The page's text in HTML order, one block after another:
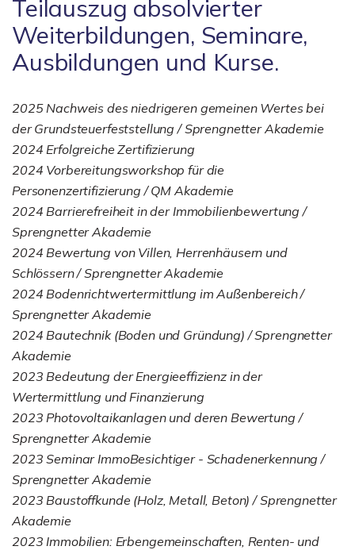
Teilauszug absolvierter
Weiterbildungen, Seminare,
Ausbildungen und Kurse.
2025 Nachweis des niedrigeren gemeinen Wertes bei
der Grundsteuerfeststellung / Sprengnetter Akademie
2024 Erfolgreiche Zertifizierung
2024 Vorbereitungsworkshop für die
Personenzertifizierung / QM Akademie
2024 Barrierefreiheit in der Immobilienbewertung /
Sprengnetter Akademie
2024 Bewertung von Villen, Herrenhäusern und
Schlössern / Sprengnetter Akademie
2024 Bodenrichtwertermittlung im Außenbereich /
Sprengnetter Akademie
2024 Bautechnik (Boden und Gründung) / Sprengnetter
Akademie
2023 Bedeutung der Energieeffizienz in der
Wertermittlung und Finanzierung
2023 Photovoltaikanlagen und deren Bewertung /
Sprengnetter Akademie
2023 Seminar ImmoBesichtiger - Schadenerkennung /
Sprengnetter Akademie
2023 Baustoffkunde (Holz, Metall, Beton) / Sprengnetter
Akademie
2023 Immobilien: Erbengemeinschaften, Renten- und